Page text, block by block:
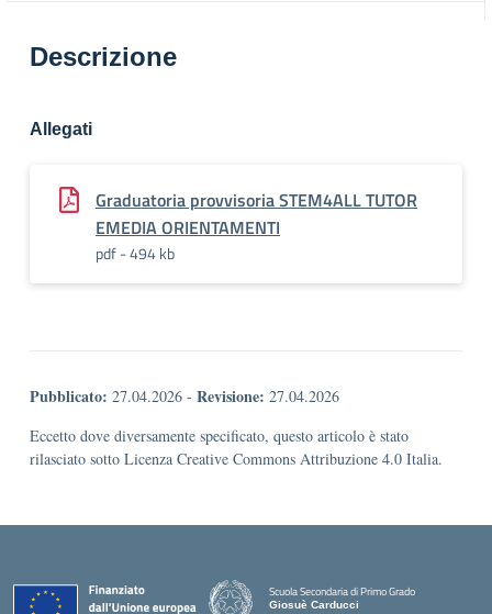
Descrizione
Allegati
Graduatoria provvisoria STEM4ALL TUTOR
EMEDIA ORIENTAMENTI
pdf - 494 kb
Pubblicato: 27.04.2026 - Revisione: 27.04.2026
Eccetto dove diversamente specificato, questo articolo è stato
rilasciato sotto Licenza Creative Commons Attribuzione 4.0 Italia.
Scuola Secondaria di Primo Grado
Giosuè Carducci